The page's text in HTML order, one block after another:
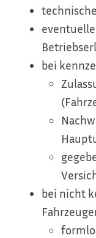
bei
bei nicht